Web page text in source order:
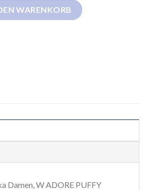
damen Menge
WARENKORB
Damen, W ADORE PUFFY